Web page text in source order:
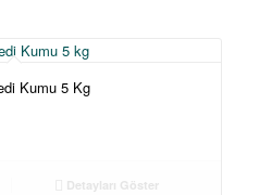
Kumu 5 Kg
Detayları Göster